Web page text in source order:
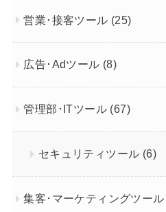
営業･接客ツール (25)
広告･Adツール (8)
管理部･ITツール (67)
セキュリティツール (6)
集客･マーケティングツール